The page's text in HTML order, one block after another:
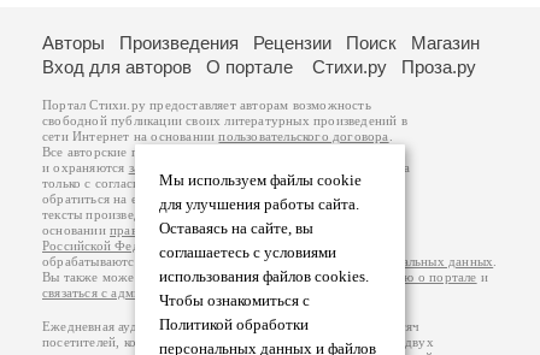
Мы используем файлы cookie
для улучшения работы сайта.
Оставаясь на сайте, вы
соглашаетесь с условиями
использования файлов cookies.
Чтобы ознакомиться с
Политикой обработки
персональных данных и файлов
Авторы Произведения Рецензии Поиск
Магазин
Вход для авторов
О портале Стихи.ру Проза.ру
Портал Стихи.ру предоставляет авторам возможность
свободной публикации своих литературных произведений в
сети Интернет на основаниипользовательского договора
Все авторские права на произведения принадлежат авторам
и охраняются законом
. Перепечатка произведений возможна
только с согласия его автора, к которому вы можете
обратиться на его авторской странице. Ответственность за
тексты произведений авторы несут самостоятельно на
основанииправил публикацииизаконодательства
Российской Федерации
обрабатываются на основанииПолитики обработки персональных данных
Вы также можете посмотреть более подробнуюинформацию о портале и
связаться с администрацией
Ежедневная аудитория портала Стихи.ру – порядка 200 тысяч
посетителей, которые в общей сумме просматривают более двух